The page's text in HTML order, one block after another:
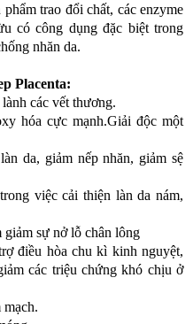
trao đổi chất, các enzyme
có công dụng đặc biệt trong
nhăn da.
Placenta:
các vết thương.
hóa cực mạnh.Giải độc một
da, giảm nếp nhăn, giảm sệ
việc cải thiện làn da nám,
sự nở lỗ chân lông
điều hòa chu kì kinh nguyệt,
các triệu chứng khó chịu ở